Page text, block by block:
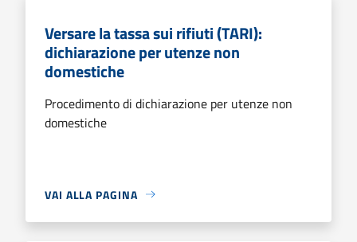
Versare la tassa sui rifiuti (TARI):
dichiarazione per utenze non
domestiche
Procedimento di dichiarazione per utenze non
domestiche
VAI ALLA PAGINA